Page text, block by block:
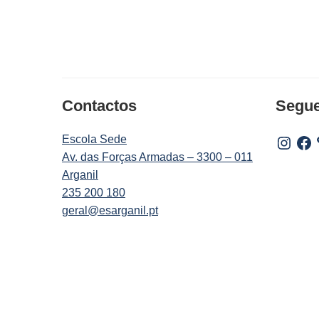
Contactos
Escola Sede
Av. das Forças Armadas – 3300 – 011
Arganil
235 200 180
geral@esarganil.pt